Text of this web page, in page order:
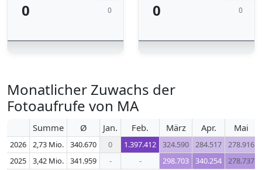
0 0 0 0
Monatlicher Zuwachs der
Fotoaufrufe von MA
Summe Ø Jan. Feb. März Apr. Mai
2026 2,73 Mio. 340.670 0 1.397.412 324.590 284.517 278.916
2025
3,42 Mio. 341.959 - - 298.703 340.254 278.737